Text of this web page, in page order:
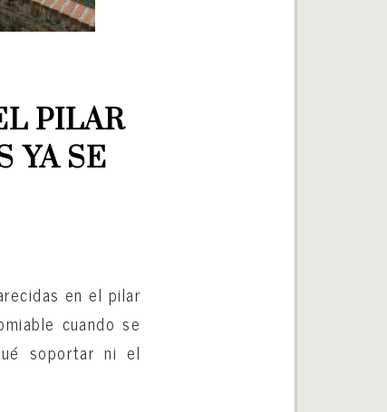
PILAR
YA SE
en el pilar
cuando se
soportar ni el